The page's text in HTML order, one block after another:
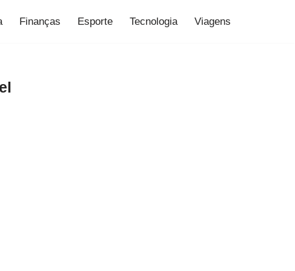
Finanças Esporte Tecnologia Viagens